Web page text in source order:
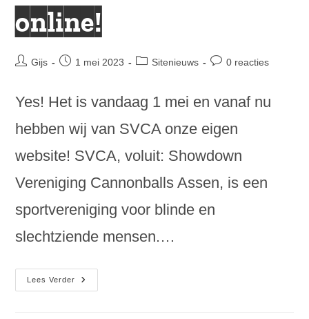
online!
Bericht
Gijs
Bericht1 mei 2023 Berichtcategorie:
Sitenieuws
Bericht0 reacties
Yes! Het is vandaag 1 mei en vanaf nu
hebben wij van SVCA onze eigen
website! SVCA, voluit: Showdown
Vereniging Cannonballs Assen, is een
sportvereniging voor blinde en
slechtziende mensen.…
Lees Verder
Cannonballs.nl
Online!